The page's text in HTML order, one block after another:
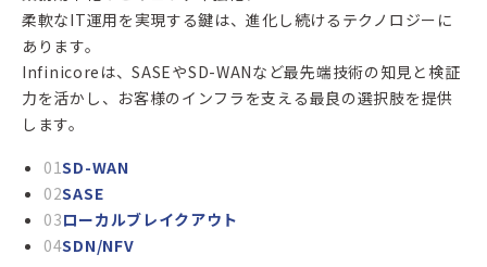
柔軟なIT運用を実現する鍵は、進化し続けるテクノロジーに
あります。
Infinicoreは、SASEやSD-WANなど最先端技術の知見と検証
力を活かし、お客様のインフラを支える最良の選択肢を提供
します。
01SD-WAN
02SASE
03ローカルブレイクアウト
04SDN/NFV